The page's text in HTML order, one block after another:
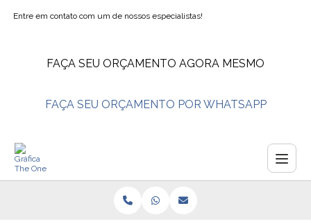
Entre em contato com um de nossos especialistas!
FAÇA SEU ORÇAMENTO AGORA MESMO
FAÇA SEU ORÇAMENTO POR WHATSAPP